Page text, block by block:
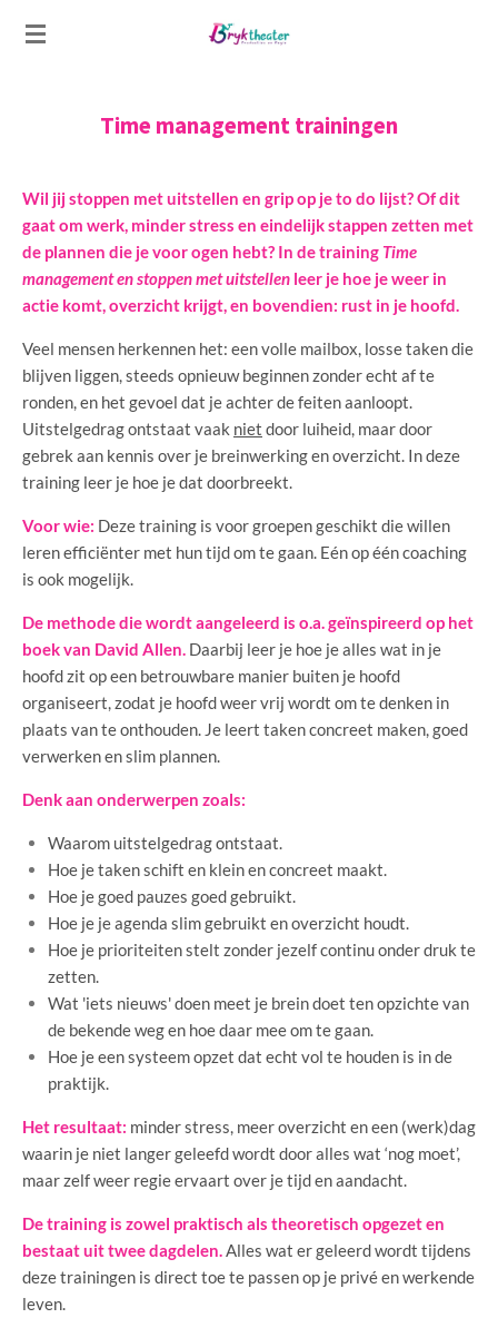
Ga
direct
hoofdinhoudTime management trainingen
Wil jij stoppen met uitstellen en grip op je to do lijst? Of dit
gaat om werk, minder stress en eindelijk stappen zetten met
de plannen die je voor ogen hebt? In de training Time
management en stoppen met uitstellen leer je hoe je weer in
actie komt, overzicht krijgt, en bovendien: rust in je hoofd.
Veel mensen herkennen het: een volle mailbox, losse taken die
blijven liggen, steeds opnieuw beginnen zonder echt af te
ronden, en het gevoel dat je achter de feiten aanloopt.
Uitstelgedrag ontstaat vaak niet door luiheid, maar door
gebrek aan kennis over je breinwerking en overzicht. In deze
training leer je hoe je dat doorbreekt.
Voor wie: Deze training is voor groepen geschikt die willen
leren efficiënter met hun tijd om te gaan. Eén op één coaching
is ook mogelijk.
De methode die wordt aangeleerd is o.a. geïnspireerd op het
boek van David Allen. Daarbij leer je hoe je alles wat in je
hoofd zit op een betrouwbare manier buiten je hoofd
organiseert, zodat je hoofd weer vrij wordt om te denken in
plaats van te onthouden. Je leert taken concreet maken, goed
verwerken en slim plannen.
Denk aan onderwerpen zoals:
Waarom uitstelgedrag ontstaat.
Hoe je taken schift en klein en concreet maakt.
Hoe je goed pauzes goed gebruikt.
Hoe je je agenda slim gebruikt en overzicht houdt.
Hoe je prioriteiten stelt zonder jezelf continu onder druk te
zetten.
Wat 'iets nieuws' doen meet je brein doet ten opzichte van
de bekende weg en hoe daar mee om te gaan.
Hoe je een systeem opzet dat echt vol te houden is in de
praktijk.
Het resultaat: minder stress, meer overzicht en een (werk)dag
waarin je niet langer geleefd wordt door alles wat ‘nog moet’,
maar zelf weer regie ervaart over je tijd en aandacht.
De training is zowel praktisch als theoretisch opgezet en
bestaat uit twee dagdelen.Alles wat er geleerd wordt tijdens
deze trainingen is direct toe te passen op je privé en werkende
leven.